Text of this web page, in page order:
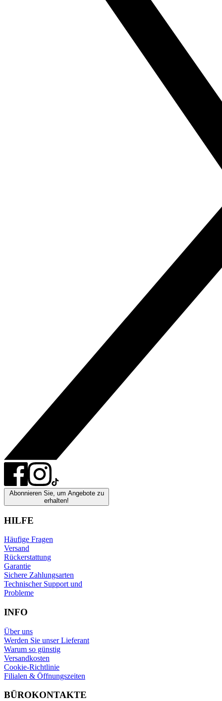
Abonnieren Sie, um Angebote zu
erhalten!
HILFE
Häufige Fragen
Versand
Rückerstattung
Garantie
Sichere Zahlungsarten
Technischer Support und
Probleme
INFO
Über uns
Werden Sie unser Lieferant
Warum so günstig
Versandkosten
Cookie-Richtlinie
Filialen & Öffnungszeiten
BÜROKONTAKTE